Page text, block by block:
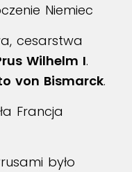
Niemiec
cesarstwa
Wilhelm I.
von Bismarck.
Francja
było